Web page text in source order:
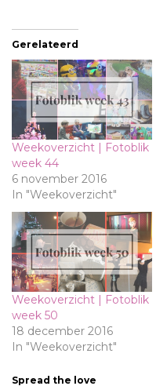
Gerelateerd
Weekoverzicht | Fotoblik
week 44
6 november 2016
In "Weekoverzicht"
Weekoverzicht | Fotoblik
week 50
18 december 2016
In "Weekoverzicht"
Spread the love